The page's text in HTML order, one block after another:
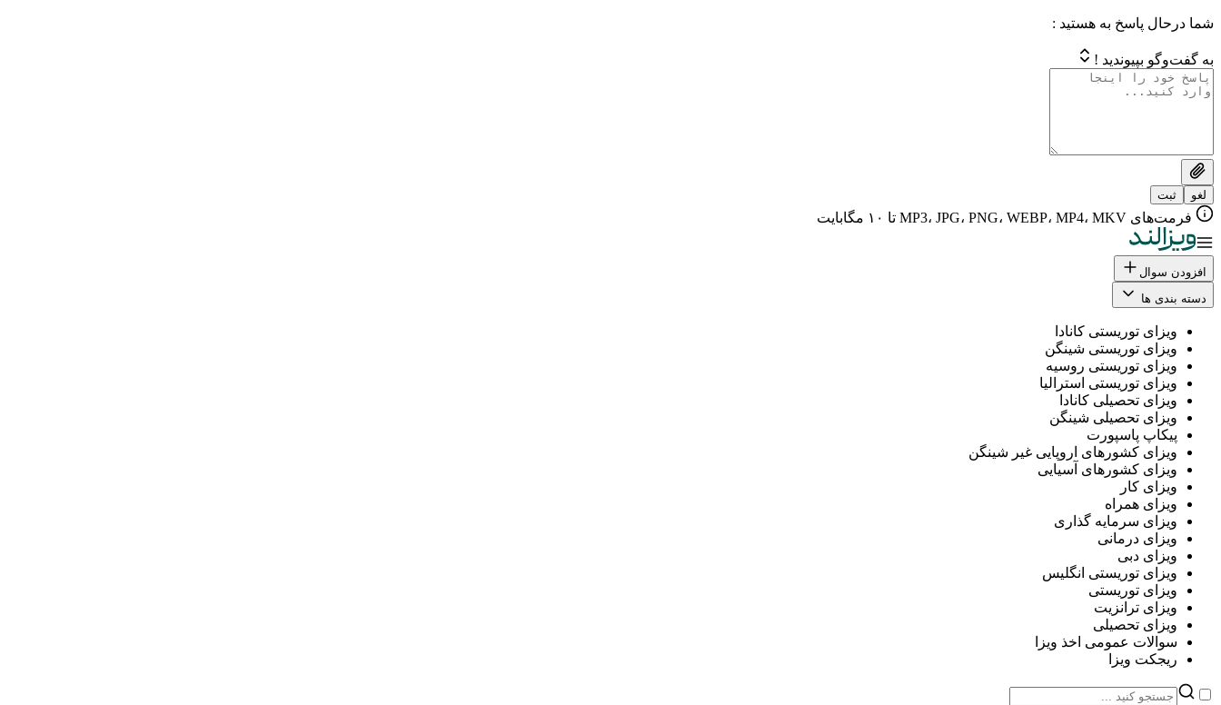
شما درحال پاسخ به هستید :
به گفت‌وگو بپیوندید !
لغو ثبت
فرمت‌های MP3، JPG، PNG، WEBP، MP4، MKV تا ۱۰ مگابایت
افزودن سوال
دسته بندی ها
ویزای توریستی کانادا
ویزای توریستی شینگن
ویزای توریستی روسیه
ویزای توریستی استرالیا
ویزای تحصیلی کانادا
ویزای تحصیلی شینگن
پیکاپ پاسپورت
ویزای کشورهای اروپایی غیر شینگن
ویزای کشورهای آسیایی
ویزای کار
ویزای همراه
ویزای سرمایه گذاری
ویزای درمانی
ویزای دبی
ویزای توریستی انگلیس
ویزای توریستی
ویزای ترانزیت
ویزای تحصیلی
سوالات عمومی اخذ ویزا
ریجکت ویزا